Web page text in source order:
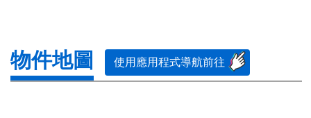
物件地圖 使用應用程式導航前往